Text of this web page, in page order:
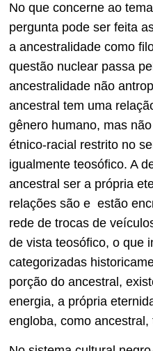
No que concerne ao
pergunta pode ser feita
a ancestralidade como
questão nuclear passa
ancestralidade não
ancestral tem uma
gênero humano, mas
étnico-racial restrito no
igualmente teosófico. A
ancestral ser a própria
relações são e estão
rede de trocas de
de vista teosófico, o que
categorizadas
porção do ancestral,
energia, a própria
engloba, como ancestral,